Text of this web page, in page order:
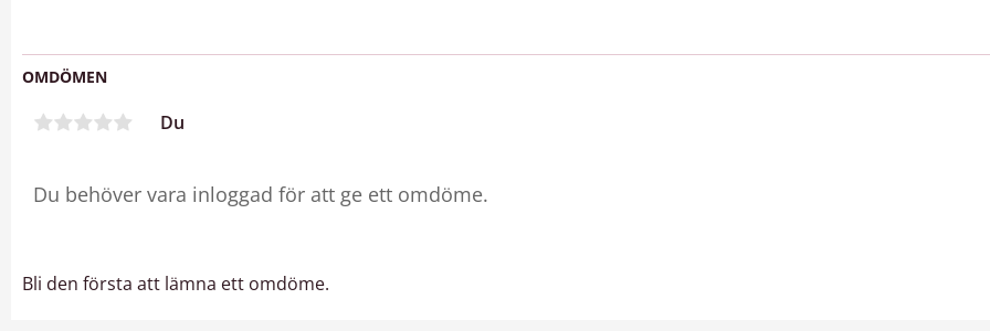
OMDÖMEN
Du
Bli den första att lämna ett omdöme.